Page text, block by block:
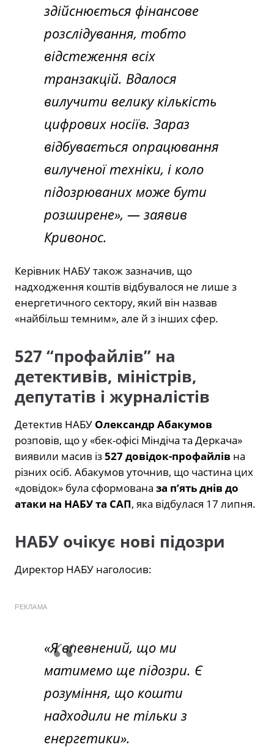
здійснюється фінансове
розслідування, тобто
відстеження всіх
транзакцій. Вдалося
вилучити велику кількість
цифрових носіїв. Зараз
відбувається опрацювання
вилученої техніки, і коло
підозрюваних може бути
розширене», — заявив
Кривонос.
Керівник НАБУ також зазначив, що
надходження коштів відбувалося не лише з
енергетичного сектору, який він назвав
«найбільш темним», але й з інших сфер.
527 “профайлів” на
детективів, міністрів,
депутатів і журналістів
Детектив НАБУ Олександр Абакумов
розповів, що у «бек-офісі Міндіча та Деркача»
виявили масив із527 довідок-профайлів на
різних осіб. Абакумов уточнив, що частина цих
«довідок» була сформована за п’ять днів до
атаки на НАБУ та САП, яка відбулася 17 липня.
НАБУ очікує нові підозри
Директор НАБУ наголосив:
РЕКЛАМА
«Я впевнений, що ми
матимемо ще підозри. Є
розуміння, що кошти
надходили не тільки з
енергетики».